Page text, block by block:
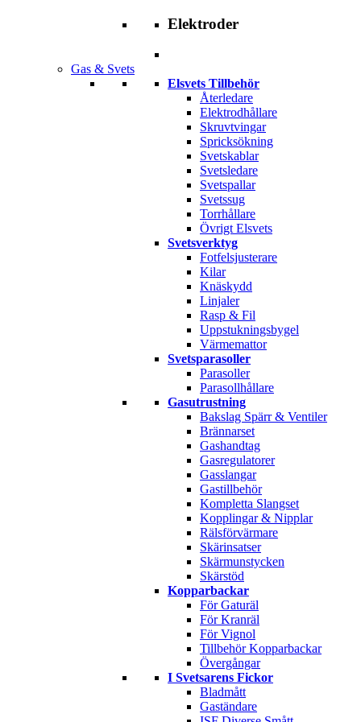
Elektroder
Gas & Svets
Elsvets Tillbehör
Återledare
Elektrodhållare
Skruvtvingar
Spricksökning
Svetskablar
Svetsledare
Svetspallar
Svetssug
Torrhållare
Övrigt Elsvets
Svetsverktyg
Fotfelsjusterare
Kilar
Knäskydd
Linjaler
Rasp & Fil
Uppstukningsbygel
Värmemattor
Svetsparasoller
Parasoller
Parasollhållare
Gasutrustning
Bakslag Spärr & Ventiler
Brännarset
Gashandtag
Gasregulatorer
Gasslangar
Gastillbehör
Kompletta Slangset
Kopplingar & Nipplar
Rälsförvärmare
Skärinsatser
Skärmunstycken
Skärstöd
Kopparbackar
För Gaturäl
För Kranräl
För Vignol
Tillbehör Kopparbackar
Övergångar
I Svetsarens Fickor
Bladmått
Gaständare